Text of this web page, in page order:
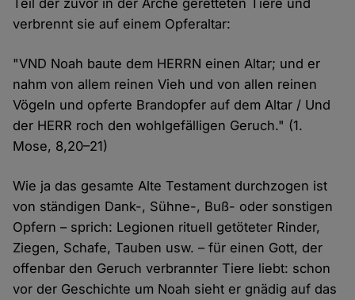
verbrennt sie auf einem Opferaltar:
"VND Noah baute dem HERRN einen Altar; und er
nahm von allem reinen Vieh und von allen reinen
Vögeln und opferte Brandopfer auf dem Altar / Und
der HERR roch den wohlgefälligen Geruch." (1.
Mose, 8,20–21)
Wie ja das gesamte Alte Testament durchzogen ist
von ständigen Dank-, Sühne-, Buß- oder sonstigen
Opfern – sprich: Legionen rituell getöteter Rinder,
Ziegen, Schafe, Tauben usw. – für einen Gott, der
offenbar den Geruch verbrannter Tiere liebt: schon
vor der Geschichte um Noah sieht er gnädig auf das